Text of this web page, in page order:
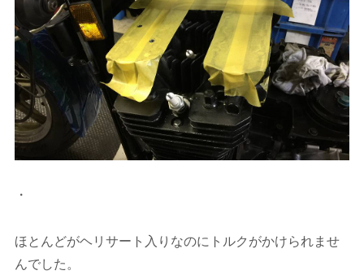
・
ほとんどがヘリサート入りなのにトルクがかけられませ
んでした。